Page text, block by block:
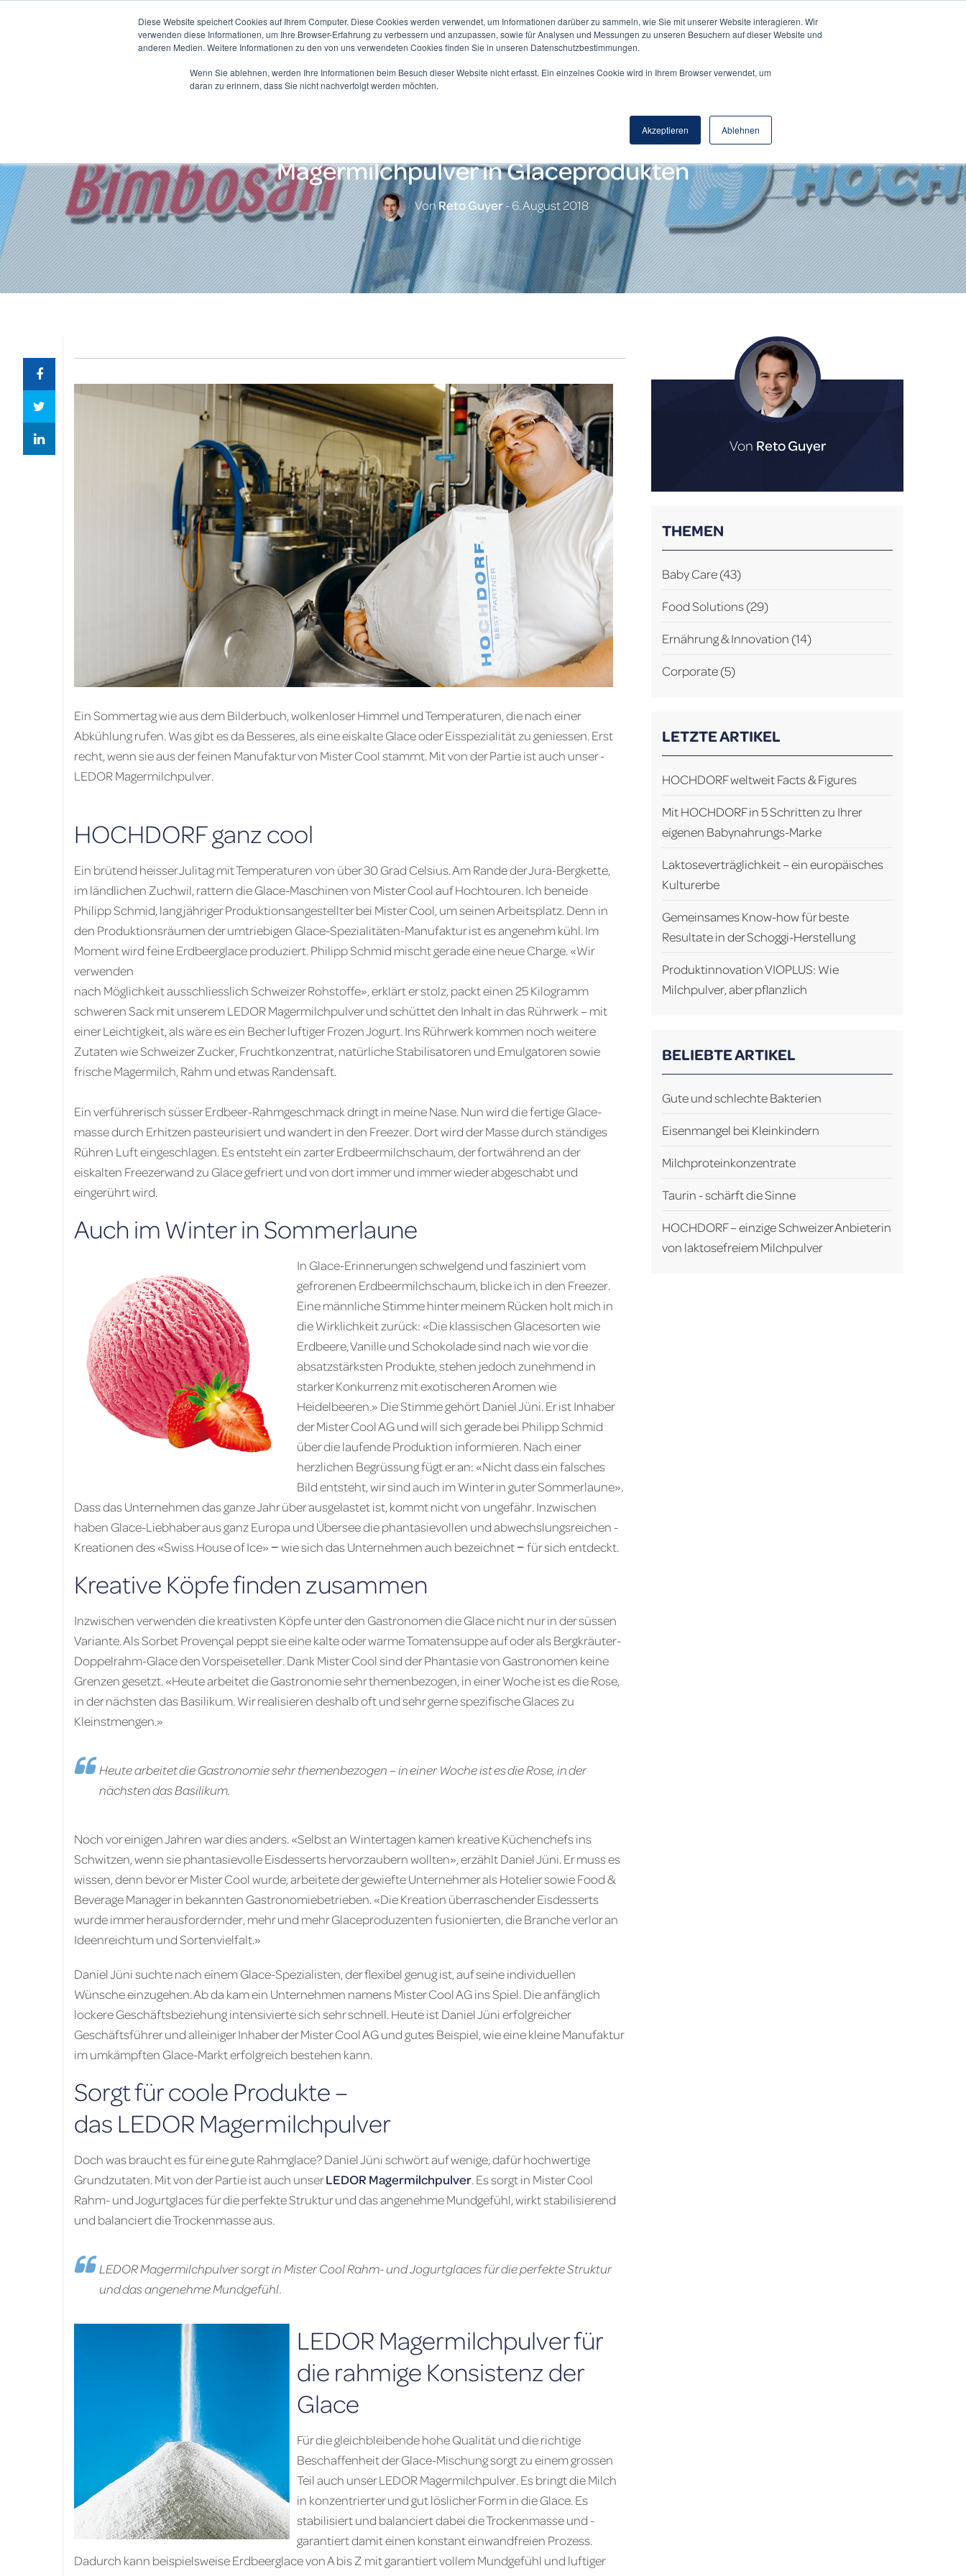
Diese Website speichert Cookies auf Ihrem Computer. Diese Cookies werden verwendet, um Informationen darüber zu sammeln, wie Sie mit unserer Website interagieren. Wir
verwenden diese Informationen, um Ihre Browser-Erfahrung zu verbessern und anzupassen, sowie für Analysen und Messungen zu unseren Besuchern auf dieser Website und
anderen Medien. Weitere Informationen zu den von uns verwendeten Cookies finden Sie in unseren Datenschutzbestimmungen.
Wenn Sie ablehnen, werden Ihre Informationen beim Besuch dieser Website nicht erfasst. Ein einzelnes Cookie wird in Ihrem Browser verwendet, um
daran zu erinnern, dass Sie nicht nachverfolgt werden möchten.
Akzeptieren Ablehnen
DE EN Corporate Website
Magermilchpulver in Glaceprodukten
VonReto Guyer- 6. August 2018
Ein Sommertag wie aus dem Bilderbuch, wolkenloser Himmel und Temperaturen, die nach einer
Abkühlung rufen. Was gibt es da Besseres, als eine eiskalte Glace oder Eis­spezialität zu geniessen. Erst
recht, wenn sie aus der feinen Manufaktur von Mister Cool stammt. Mit von der Partie ist auch unser ­
LEDOR Magermilchpulver.
HOCHDORF ganz cool
Ein brütend heisser Julitag mit Temperaturen von über 30 Grad Celsius. Am Rande der Jura-Bergkette,
im ländlichen Zuchwil, rattern die Glace-Maschinen von Mister Cool auf Hochtouren. Ich beneide
Philipp Schmid, langjähriger Produktionsangestellter bei ­Mister Cool, um seinen Arbeitsplatz. Denn in
den Produktionsräumen der umtriebigen Glace-Spezialitäten-Manufaktur ist es angenehm kühl. Im
Moment wird feine Erdbeerglace produziert. Philipp Schmid mischt gerade eine neue Charge. «Wir
verwenden
nach Möglichkeit ausschliesslich Schweizer Rohstoffe», erklärt er stolz, packt einen 25 Kilogramm
schweren Sack mit unserem LEDOR Magermilchpulver und schüttet den Inhalt in das Rührwerk – mit
einer Leichtigkeit, als wäre es ein Becher luftiger Frozen Jogurt. Ins Rührwerk kommen noch weitere
Zutaten wie Schweizer Zucker, Fruchtkonzentrat, natürliche Stabilisatoren und Emulgatoren sowie
frische Magermilch, Rahm und etwas Randensaft.
Ein verführerisch süsser Erdbeer-Rahmgeschmack dringt in meine Nase. Nun wird die fertige Glace-
masse durch Erhitzen pasteurisiert und wandert in den Freezer. Dort wird der Masse durch ständiges
Rühren Luft eingeschlagen. Es entsteht ein zarter Erdbeermilchschaum, der fortwährend an der
eiskalten Freezerwand zu Glace gefriert und von dort immer und immer wieder abgeschabt und
eingerührt wird.
Auch im Winter in Sommerlaune
In Glace-Erinnerungen schwelgend und fasziniert vom
gefrorenen Erdbeermilchschaum, blicke ich in den Freezer.
Eine männliche Stimme hinter meinem Rücken holt mich in
die Wirklichkeit zurück: «Die klassischen Glace­sorten wie
Erdbeere, Vanille und Schokolade sind nach wie vor die
absatzstärksten Produkte, stehen jedoch zunehmend in
starker Konkurrenz mit exotischeren Aromen wie
Heidelbeeren.» Die Stimme gehört Daniel Jüni. Er ist Inhaber
der Mister Cool AG und will sich gerade bei Philipp Schmid
über die laufende Produktion informieren. Nach einer
herzlichen Begrüssung fügt er an: «Nicht dass ein falsches
Bild entsteht, wir sind auch im Winter in guter Sommerlaune».
Dass das Unternehmen das ganze Jahr über ausgelastet ist, kommt nicht von ungefähr. Inzwischen
haben ­Glace-Liebhaber aus ganz Europa und Übersee die phantasievollen und abwechslungsreichen ­
Kreationen des «Swiss House of Ice» − wie sich das ­Unternehmen auch bezeichnet − für sich entdeckt.
Kreative Köpfe finden zusammen
Inzwischen verwenden die kreativsten Köpfe unter den Gastronomen die Glace nicht nur in der süssen
Variante. Als Sorbet Provençal peppt sie eine kalte oder warme Tomatensuppe auf oder als Bergkräuter-
Doppelrahm-Glace den Vorspeiseteller. Dank Mister Cool sind der Phantasie von Gastronomen keine
Grenzen gesetzt. «Heute arbeitet die Gastronomie sehr themenbezogen, in einer Woche ist es die Rose,
in der nächsten das Basilikum. Wir realisieren deshalb oft und sehr gerne spezifische Glaces zu
Kleinstmengen.»
Heute arbeitet die Gastronomie sehr themen­bezogen – in einer Woche ist es die Rose, in der
nächsten das Basilikum.
Noch vor einigen Jahren war dies anders. «Selbst an Wintertagen kamen kreative Küchenchefs ins
Schwitzen, wenn sie phantasievolle Eisdesserts ­hervorzaubern wollten», erzählt Daniel Jüni. Er muss es
wissen, denn bevor er Mister Cool wurde, arbeitete der gewiefte Unternehmer als Hotelier sowie Food &
Beverage Manager in bekannten Gastronomiebetrieben. «Die Kreation überraschender Eisdesserts
wurde immer herausfordernder, mehr und mehr Glaceproduzenten fusionierten, die Branche verlor an
Ideenreichtum und Sortenvielfalt.»
Daniel Jüni suchte nach einem Glace-Spezialisten, der flexibel genug ist, auf seine individuellen
Wünsche einzugehen. Ab da kam ein Unternehmen namens Mister Cool AG ins Spiel. Die anfänglich
lockere Geschäftsbeziehung intensivierte sich sehr schnell. Heute ist Daniel Jüni erfolgreicher
Geschäftsführer und alleiniger Inhaber der Mister Cool AG und gutes Beispiel, wie eine kleine Manufaktur
im umkämpften Glace-Markt erfolgreich bestehen kann.
Sorgt für coole Produkte –
das LEDOR Magermilchpulver
Doch was braucht es für eine gute Rahmglace? Daniel Jüni schwört auf wenige, dafür hochwertige
Grundzutaten. Mit von der Partie ist auch unserLEDOR Magermilchpulver. Es sorgt in Mister Cool
Rahm- und Jogurtglaces für die perfekte Struktur und das angenehme Mundgefühl, wirkt stabilisierend
und balanciert die Trockenmasse aus.
LEDOR Magermilchpulver sorgt in Mister Cool Rahm- und Jogurtglaces für die perfekte Struktur
und das angenehme Mundgefühl.
LEDOR Magermilchpulver für
die rahmige Konsistenz der
Glace
Für die gleichbleibende hohe ­Qualität und die richtige
Beschaffenheit der ­Glace-Mischung sorgt zu einem grossen
Teil auch unser LEDOR ­Magermilchpulver. Es bringt die Milch
in konzentrierter und gut löslicher Form in die Glace. Es
stabilisiert und balanciert dabei die Trockenmasse und ­
garantiert damit einen konstant einwandfreien ­Prozess.
Dadurch kann beispielsweise Erdbeer­glace von A bis Z mit garantiert vollem Mundgefühl und luftiger
Von Reto Guyer
THEMEN
Baby Care(43)
Food Solutions(29)
Ernährung & Innovation (14)
Corporate(5)
LETZTE ARTIKEL
HOCHDORF weltweit Facts & Figures
Mit HOCHDORF in 5 Schritten zu Ihrer
eigenen Babynahrungs-Marke
Laktoseverträglichkeit – ein europäisches
Kulturerbe
Gemeinsames Know-how für beste
Resultate in der Schoggi-Herstellung
Produktinnovation VIOPLUS: Wie
Milchpulver, aber pflanzlich
BELIEBTE ARTIKEL
Gute und schlechte Bakterien
Eisenmangel bei Kleinkindern
Milchproteinkonzentrate
Taurin - schärft die Sinne
HOCHDORF – einzige Schweizer Anbieterin
von laktosefreiem Milchpulver